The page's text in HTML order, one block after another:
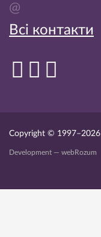
@
Всі контакти
Copyright © 1997–2026
Development — webRozum